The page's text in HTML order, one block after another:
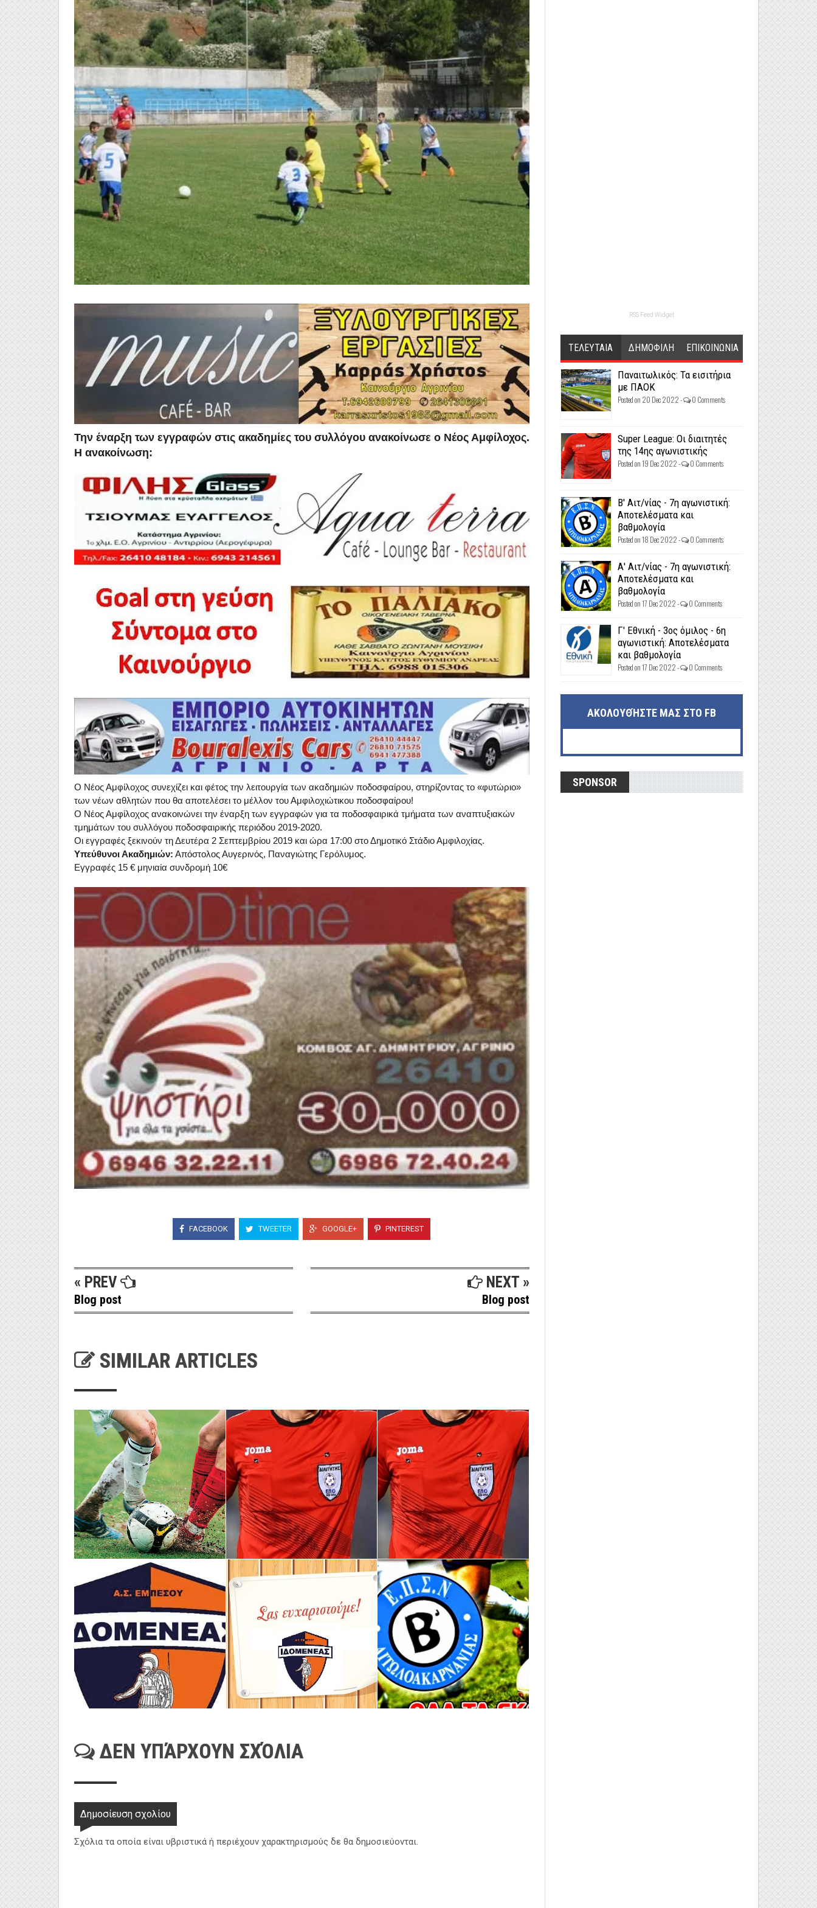
Την έναρξη των εγγραφών στις ακαδημίες του συλλόγου ανακοίνωσε ο Νέος Αμφίλοχος.
Η ανακοίνωση:
Ο Νέος Αμφίλοχος συνεχίζει και φέτος την λειτουργία των ακαδημιών ποδοσφαίρου, στηρίζοντας το «φυτώριο»
των νέων αθλητών που θα αποτελέσει το μέλλον του Αμφιλοχιώτικου ποδοσφαίρου!
Ο Νέος Αμφίλοχος ανακοινώνει την έναρξη των εγγραφών για τα ποδοσφαιρικά τμήματα των αναπτυξιακών
τμημάτων του συλλόγου ποδοσφαιρικής περιόδου 2019-2020.
Οι εγγραφές ξεκινούν τη Δευτέρα 2 Σεπτεμβρίου 2019 και ώρα 17:00 στο Δημοτικό Στάδιο Αμφιλοχίας.
Υπεύθυνοι Ακαδημιών: Απόστολος Αυγερινός, Παναγιώτης Γερόλυμος.
Εγγραφές 15 € μηνιαία συνδρομή 10€
FACEBOOK TWEETER GOOGLE+ PINTEREST
« PREV
Blog post
NEXT »
Blog post
SIMILAR ARTICLES
ΔΕΝ ΥΠΆΡΧΟΥΝ ΣΧΌΛΙΑ
Δημοσίευση σχολίου
Σχόλια τα οποία είναι υβριστικά ή περιέχουν χαρακτηρισμούς δε θα δημοσιεύονται.
RSS Feed Widget
ΤΕΛΕΥΤΑΙΑ ΔΗΜΟΦΙΛΗ ΕΠΙΚΟΙΝΩΝΙΑ
Παναιτωλικός: Τα εισιτήρια
με ΠΑΟΚ
Posted on 20 Dec 2022 - 0 Comments
Super League: Οι διαιτητές
της 14ης αγωνιστικής
Posted on 19 Dec 2022 - 0 Comments
Β' Αιτ/νίας - 7η αγωνιστική:
Αποτελέσματα και
βαθμολογία
Posted on 18 Dec 2022 - 0 Comments
Α' Αιτ/νίας - 7η αγωνιστική:
Αποτελέσματα και
βαθμολογία
Posted on 17 Dec 2022 - 0 Comments
Γ' Εθνική - 3ος όμιλος - 6η
αγωνιστική: Αποτελέσματα
και βαθμολογία
Posted on 17 Dec 2022 - 0 Comments
ΑΚΟΛΟΥΘΉΣΤΕ ΜΑΣ ΣΤΟ FB
SPONSOR